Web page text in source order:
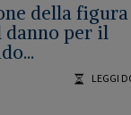
della figura
danno per il
LEGGI